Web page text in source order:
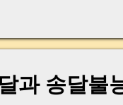
셨으면 좋겠다는
권리관계는 꼭
씀드렸지만 타 부
분께 다시 연락
과 송달불